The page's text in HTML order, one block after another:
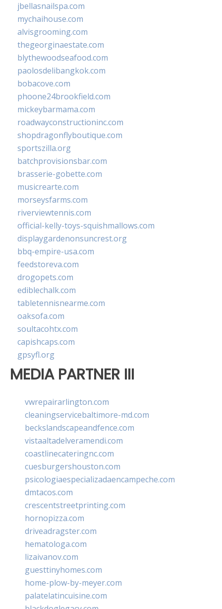
jbellasnailspa.com
mychaihouse.com
alvisgrooming.com
thegeorginaestate.com
blythewoodseafood.com
paolosdelibangkok.com
bobacove.com
phoone24brookfield.com
mickeybarmama.com
roadwayconstructioninc.com
shopdragonflyboutique.com
sportszilla.org
batchprovisionsbar.com
brasserie-gobette.com
musicrearte.com
morseysfarms.com
riverviewtennis.com
official-kelly-toys-squishmallows.com
displaygardenonsuncrest.org
bbq-empire-usa.com
feedstoreva.com
drogopets.com
ediblechalk.com
tabletennisnearme.com
oaksofa.com
soultacohtx.com
capishcaps.com
gpsyfl.org
MEDIA PARTNER III
vwrepairarlington.com
cleaningservicebaltimore-md.com
beckslandscapeandfence.com
vistaaltadelveramendi.com
coastlinecateringnc.com
cuesburgershouston.com
psicologiaespecializadaencampeche.com
dmtacos.com
crescentstreetprinting.com
hornopizza.com
driveadragster.com
hematologa.com
lizaivanov.com
guesttinyhomes.com
home-plow-by-meyer.com
palatelatincuisine.com